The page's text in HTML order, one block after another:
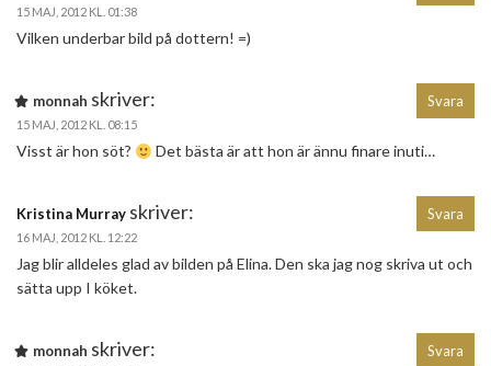
15 MAJ, 2012 KL. 01:38
Vilken underbar bild på dottern! =)
monnah skriver:
15 MAJ, 2012 KL. 08:15
Visst är hon söt? Det bästa är att hon är ännu finare inuti…
Svara
Kristina Murray skriver:
16 MAJ, 2012 KL. 12:22
Jag blir alldeles glad av bilden på Elina. Den ska jag nog skriva ut och
sätta upp I köket.
Svara
monnah skriver: Svara